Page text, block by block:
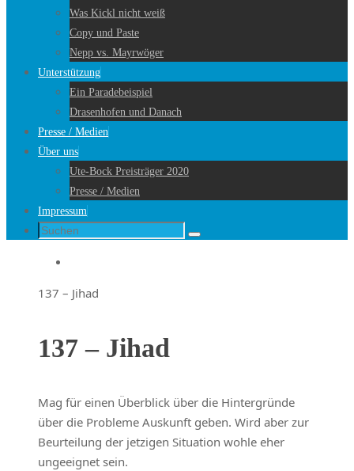
Was Kickl nicht weiß
Copy und Paste
Nepp vs. Mayrwöger
Unterstützung
Ein Paradebeispiel
Drasenhofen und Danach
Presse / Medien
Über uns
Ute-Bock Preisträger 2020
Presse / Medien
Impressum
Suche
Suchen
Startseite
137 – Jihad
137 – Jihad
Mag für einen Überblick über die Hintergründe
über die Probleme Auskunft geben. Wird aber zur
Beurteilung der jetzigen Situation wohle eher
ungeeignet sein.